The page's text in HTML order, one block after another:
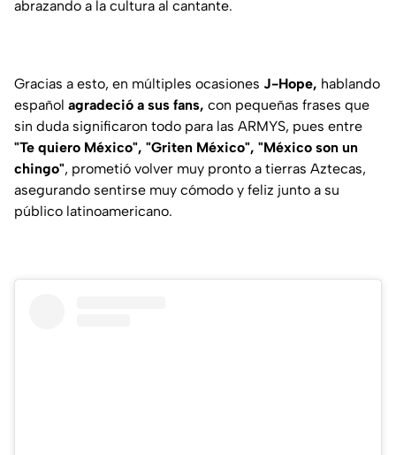
abrazando a la cultura al cantante.
Gracias a esto, en múltiples ocasiones J-Hope, hablando
español agradeció a sus fans, con pequeñas frases que
sin duda significaron todo para las ARMYS, pues entre
"Te quiero México", "Griten México", "México son un
chingo", prometió volver muy pronto a tierras Aztecas,
asegurando sentirse muy cómodo y feliz junto a su
público latinoamericano.